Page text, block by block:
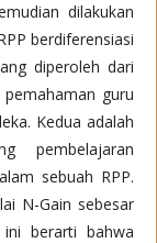
dilakukan
berdiferensiasi
diperoleh dari
guru
Kedua adalah
pembelajaran
sebuah RPP.
N-Gain sebesar
berarti bahwa